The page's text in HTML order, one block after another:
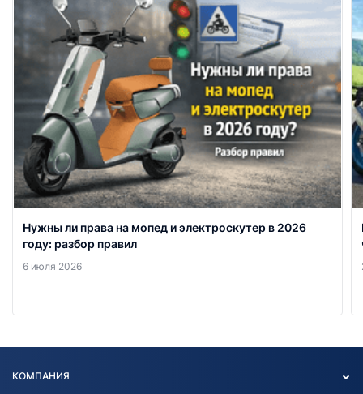
Нужны ли права на мопед и электроскутер в 2026
году: разбор правил
6 июля 2026
КОМПАНИЯ